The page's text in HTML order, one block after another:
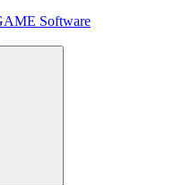
Software